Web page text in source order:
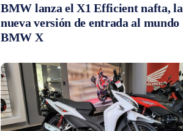
BMW lanza el X1 Efficient nafta, la
nueva versión de entrada al mundo
BMW X